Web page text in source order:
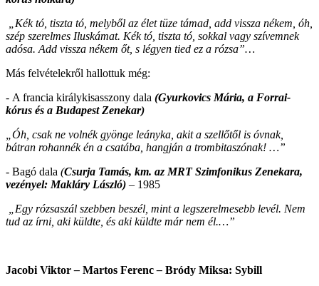
„Kék tó, tiszta tó, melyből az élet tüze támad, add vissza nékem, óh,
szép szerelmes Iluskámat. Kék tó, tiszta tó, sokkal vagy szívemnek
adósa. Add vissza nékem őt, s légyen tied ez a rózsa”…
Más felvételekről hallottuk még:
- A francia királykisasszony dala (Gyurkovics Mária, a Forrai-
kórus és a Budapest Zenekar)
„Óh, csak ne volnék gyönge leányka, akit a szellőtől is óvnak,
bátran rohannék én a csatába, hangján a trombitaszónak! …”
- Bagó dala (Csurja Tamás, km. az MRT Szimfonikus Zenekara,
vezényel: Makláry László) – 1985
„Egy rózsaszál szebben beszél, mint a legszerelmesebb levél. Nem
tud az írni, aki küldte, és aki küldte már nem él.…”
Jacobi Viktor– Martos Ferenc– Bródy Miksa: Sybill